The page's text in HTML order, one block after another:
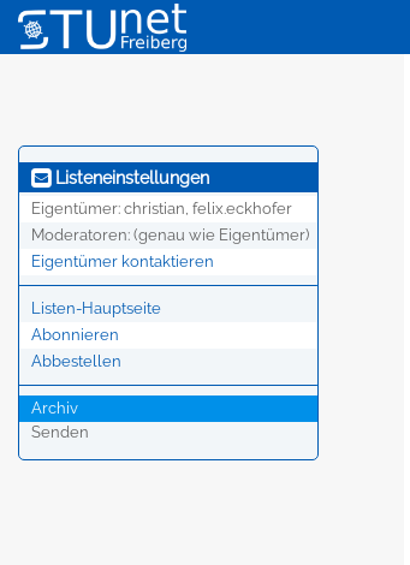
Listeneinstellungen
Eigentümer: christian, felix.eckhofer
Moderatoren: (genau wie Eigentümer)
Eigentümer kontaktieren
Listen-Hauptseite
Abonnieren
Abbestellen
Archiv
Senden